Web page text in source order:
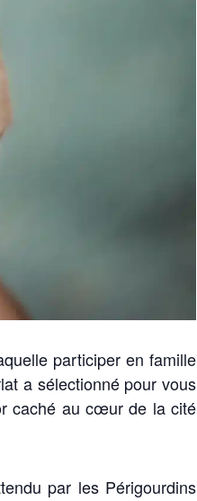
participer en famille
a sélectionné pour vous
caché au cœur de la cité
par les Périgourdins